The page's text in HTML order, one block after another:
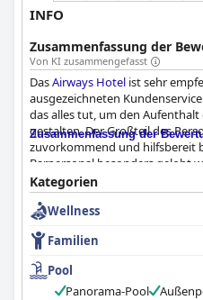
INFO
Zusammenfassung der
Von KI zusammengefasst
DasAirways Hotel ist sehr
ausgezeichneten
das alles tut, um den Aufenthalt
gestalten. Der Großteil des
zuvorkommend und hilfsbereit
Barpersonal besonders gelobt
Zwischenfällen kam, konnten
alle Probleme schnell lösen. Die
komfortablen Einrichtungen,
Hours. Insgesamt ist das
Aufenthaltsort.
Zusammenfassung der
Kategorien
Wellness
Familien
Pool
Panorama-Pool